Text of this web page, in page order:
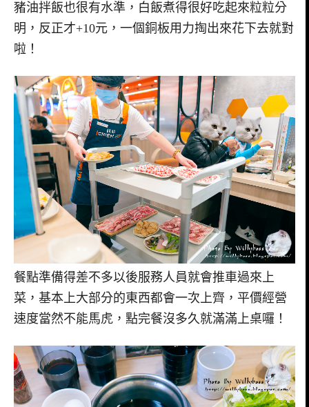
豬油拌飯也很有水準，白飯煮得很好吃起來粒粒分
明，反正才+10元，一個銅板用力掏出來花下去就對
啦！
餐點準備得差不多以後服務人員就會推車過來上
菜，基本上大部分的東西都會一次上齊，平價經營
速度當然不能馬虎，點完餐沒多久就滿滿上桌囉！